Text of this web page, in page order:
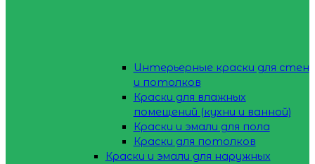
Интерьерные краски для стен
и потолков
Краски для влажных
помещений (кухни и ванной)
Краски и эмали для пола
Краски для потолков
Краски и эмали для наружных